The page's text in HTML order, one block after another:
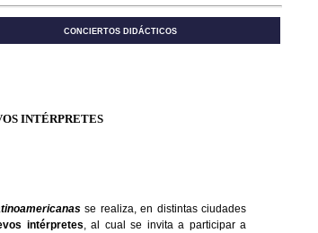
CONCIERTOS DIDÁCTICOS
INTÉRPRETES
se realiza, en distintas ciudades
intérpretes, al cual se invita a participar a